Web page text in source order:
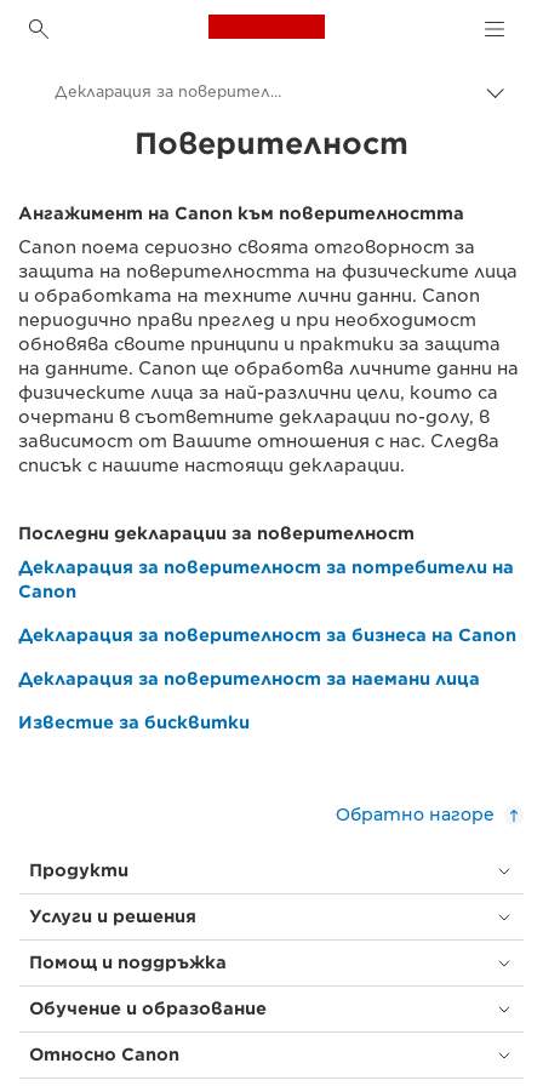
Canon Logo, back to
Декларация за поверителност
Поверителност
Ангажимент на Canon към поверителността
Canon поема сериозно своята отговорност за
защита на поверителността на физическите лица
и обработката на техните лични данни. Canon
периодично прави преглед и при необходимост
обновява своите принципи и практики за защита
на данните. Canon ще обработва личните данни на
физическите лица за най-различни цели, които са
очертани в съответните декларации по-долу, в
зависимост от Вашите отношения с нас. Следва
списък с нашите настоящи декларации.
Последни декларации за поверителност
Декларация за поверителност за потребители на
Canon
Декларация за поверителност за бизнеса на Canon
Декларация за поверителност за наемани лица
Известие за бисквитки
Обратно нагоре
Продукти
Услуги и решения
Помощ и поддръжка
Обучение и образование
Относно Canon